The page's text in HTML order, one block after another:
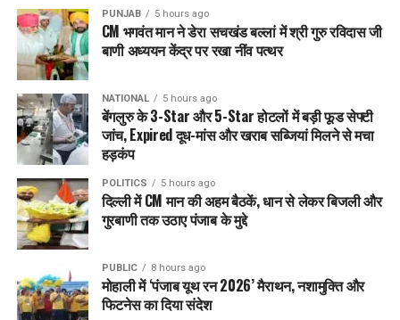
PUNJAB 5 hours ago
CM भगवंत मान ने डेरा सचखंड बल्लां में श्री गुरु रविदास जी
बाणी अध्ययन केंद्र पर रखा नींव पत्थर
NATIONAL 5 hours ago
बेंगलुरु के 3-Star और 5-Star होटलों में बड़ी फूड सेफ्टी
जांच, Expired दूध-मांस और खराब सब्जियां मिलने से मचा
हड़कंप
POLITICS 5 hours ago
दिल्ली में CM मान की अहम बैठकें, धान से लेकर बिजली और
गुरबाणी तक उठाए पंजाब के मुद्दे
PUBLIC 8 hours ago
मोहाली में ‘पंजाब यूथ रन 2026’ मैराथन, नशामुक्ति और
फिटनेस का दिया संदेश